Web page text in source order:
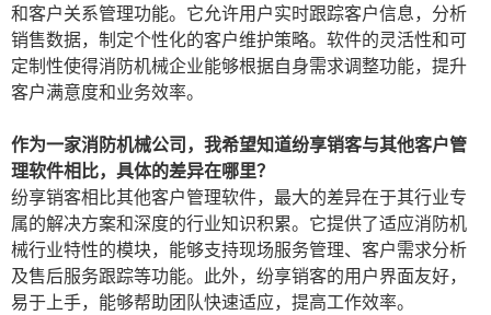
和客户关系管理功能。它允许用户实时跟踪客户信息，分析
销售数据，制定个性化的客户维护策略。软件的灵活性和可
定制性使得消防机械企业能够根据自身需求调整功能，提升
客户满意度和业务效率。
作为一家消防机械公司，我希望知道纷享销客与其他客户管
理软件相比，具体的差异在哪里？
纷享销客相比其他客户管理软件，最大的差异在于其行业专
属的解决方案和深度的行业知识积累。它提供了适应消防机
械行业特性的模块，能够支持现场服务管理、客户需求分析
及售后服务跟踪等功能。此外，纷享销客的用户界面友好，
易于上手，能够帮助团队快速适应，提高工作效率。